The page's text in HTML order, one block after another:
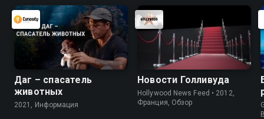
Даг – спасатель
животных
2021, Информация
Новости Голливуда
Hollywood News Feed • 2012,
Франция, Обзор